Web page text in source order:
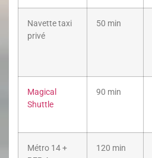
Navette taxi
privé
50 min
Magical
Shuttle
90 min
Métro 14 +
120 min